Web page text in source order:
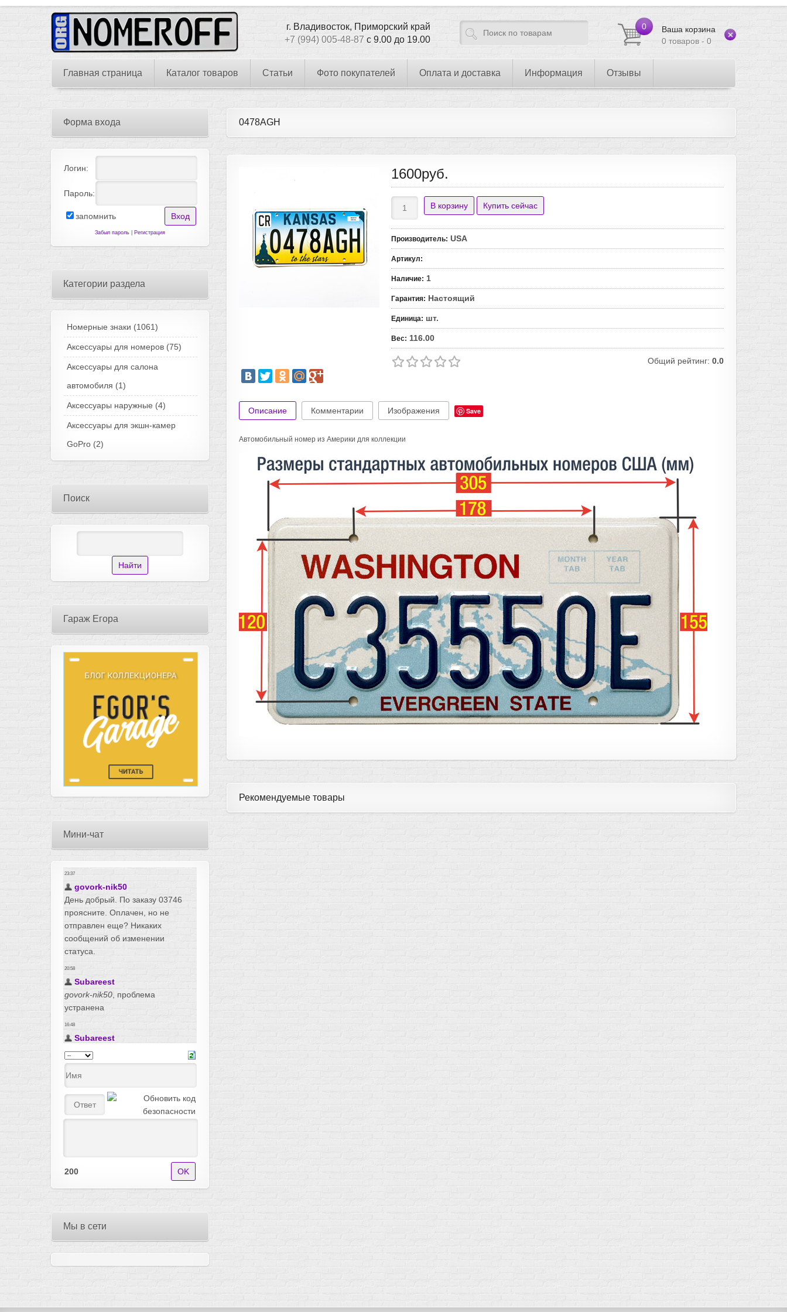
0
Ваша корзина
0 товаров - 0
г. Владивосток, Приморский край
+7 (994) 005-48-87 с 9.00 до 19.00
Главная страница Каталог товаров Статьи Фото покупателей Оплата и доставка Информация Отзывы
0478AGH
1600руб.
Производитель: USA
Артикул:
Наличие: 1
Гарантия: Настоящий
Единица: шт.
Вес: 116.00
Общий рейтинг: 0.0
Описание Комментарии Изображения Save
Автомобильный номер из Америки для коллекции
Рекомендуемые товары
Форма входа
Логин:
Пароль:
запомнить
Забыл пароль Регистрация
Категории раздела
Номерные знаки (1061)
Аксессуары для номеров (75)
Аксессуары для салона
автомобиля (1)
Аксессуары наружные (4)
Аксессуары для экшн-камер
GoPro (2)
Поиск
Гараж Егора
Мини-чат
200
Мы в сети